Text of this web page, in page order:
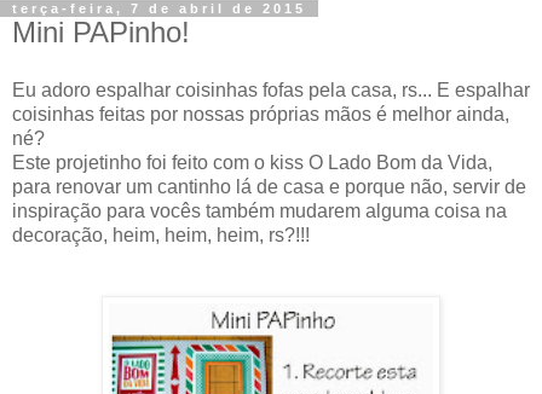
terça-feira, 7 de abril de 2015
Mini PAPinho!
Eu adoro espalhar coisinhas fofas pela casa, rs... E espalhar
coisinhas feitas por nossas próprias mãos é melhor ainda,
né?
Este projetinho foi feito com o kiss O Lado Bom da Vida,
para renovar um cantinho lá de casa e porque não, servir de
inspiração para vocês também mudarem alguma coisa na
decoração, heim, heim, heim, rs?!!!